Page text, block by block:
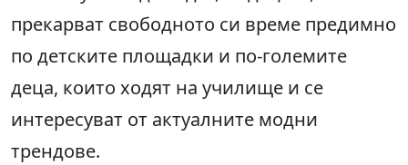
прекарват свободното си време предимно
по детските площадки и по-големите
деца, които ходят на училище и се
интересуват от актуалните модни
трендове.